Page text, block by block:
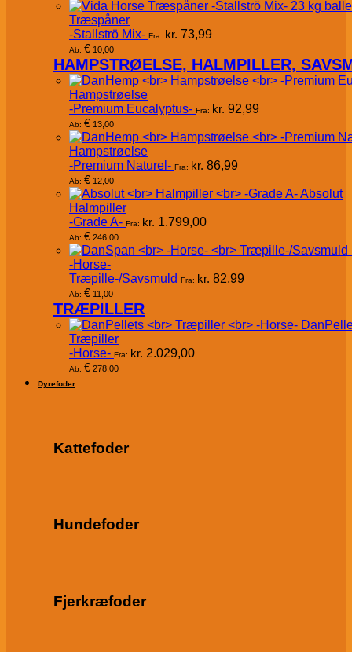
Træspåner
-Stallströ Mix- Fra: kr. 73,99
Ab: € 10,00
HAMPSTRØELSE, HALMPILLER,
Hampstrøelse
-Premium Eucalyptus- Fra: kr. 92,99
Ab: € 13,00
Hampstrøelse
-Premium Naturel- Fra: kr. 86,99
Ab: € 12,00
Absolut
Halmpiller
-Grade A- Fra: kr. 1.799,00
Ab: € 246,00
-Horse-
Træpille-/Savsmuld Fra: kr. 82,99
Ab: € 11,00
TRÆPILLER
Træpiller
-Horse- Fra: kr. 2.029,00
Ab: € 278,00
Dyrefoder
Kattefoder
Hundefoder
Fjerkræfoder